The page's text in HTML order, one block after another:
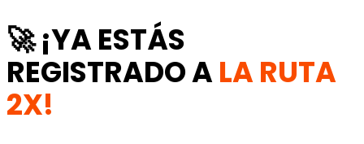
🚀 ¡YA ESTÁS
REGISTRADO ALA RUTA
2X!